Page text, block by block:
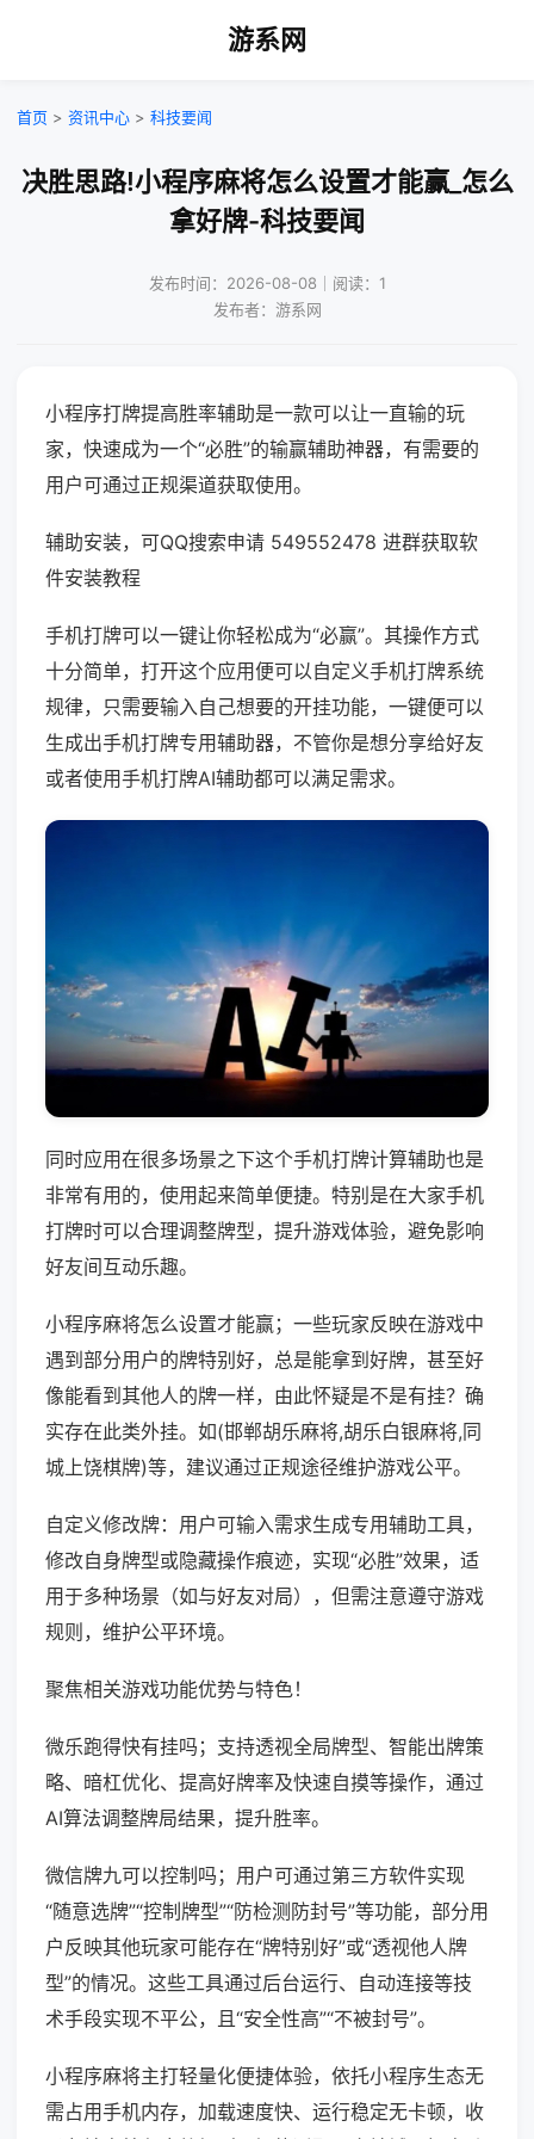
游系网
首页 > 资讯中心 > 科技要闻
决胜思路!小程序麻将怎么设置才能赢_怎么
拿好牌-科技要闻
发布时间：2026-08-08｜阅读：1
发布者：游系网
小程序打牌提高胜率辅助是一款可以让一直输的玩
家，快速成为一个“必胜”的输赢辅助神器，有需要的
用户可通过正规渠道获取使用。
辅助安装，可QQ搜索申请 549552478 进群获取软
件安装教程
手机打牌可以一键让你轻松成为“必赢”。其操作方式
十分简单，打开这个应用便可以自定义手机打牌系统
规律，只需要输入自己想要的开挂功能，一键便可以
生成出手机打牌专用辅助器，不管你是想分享给好友
或者使用手机打牌AI辅助都可以满足需求。
同时应用在很多场景之下这个手机打牌计算辅助也是
非常有用的，使用起来简单便捷。特别是在大家手机
打牌时可以合理调整牌型，提升游戏体验，避免影响
好友间互动乐趣。
小程序麻将怎么设置才能赢；一些玩家反映在游戏中
遇到部分用户的牌特别好，总是能拿到好牌，甚至好
像能看到其他人的牌一样，由此怀疑是不是有挂？确
实存在此类外挂。如(邯郸胡乐麻将,胡乐白银麻将,同
城上饶棋牌)等，建议通过正规途径维护游戏公平。
自定义修改牌：用户可输入需求生成专用辅助工具，
修改自身牌型或隐藏操作痕迹，实现“必胜”效果，适
用于多种场景（如与好友对局），但需注意遵守游戏
规则，维护公平环境。
聚焦相关游戏功能优势与特色！
微乐跑得快有挂吗；支持透视全局牌型、智能出牌策
略、暗杠优化、提高好牌率及快速自摸等操作，通过
AI算法调整牌局结果，提升胜率。
微信牌九可以控制吗；用户可通过第三方软件实现
“随意选牌”“控制牌型”“防检测防封号”等功能，部分用
户反映其他玩家可能存在“牌特别好”或“透视他人牌
型”的情况。这些工具通过后台运行、自动连接等技
术手段实现不平公，且“安全性高”“不被封号”。
小程序麻将主打轻量化便捷体验，依托小程序生态无
需占用手机内存，加载速度快、运行稳定无卡顿，收